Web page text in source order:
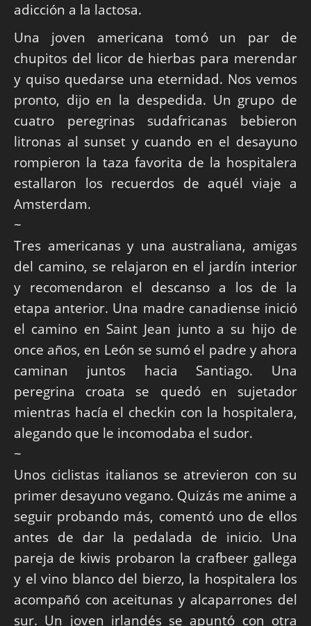
adicción a la lactosa.
Una joven americana tomó un par de
chupitos del licor de hierbas para merendar
y quiso quedarse una eternidad. Nos vemos
pronto, dijo en la despedida. Un grupo de
cuatro peregrinas sudafricanas bebieron
litronas al sunset y cuando en el desayuno
rompieron la taza favorita de la hospitalera
estallaron los recuerdos de aquél viaje a
Amsterdam.
~
Tres americanas y una australiana, amigas
del camino, se relajaron en el jardín interior
y recomendaron el descanso a los de la
etapa anterior. Una madre canadiense inició
el camino en Saint Jean junto a su hijo de
once años, en León se sumó el padre y ahora
caminan juntos hacia Santiago. Una
peregrina croata se quedó en sujetador
mientras hacía el checkin con la hospitalera,
alegando que le incomodaba el sudor.
~
Unos ciclistas italianos se atrevieron con su
primer desayuno vegano. Quizás me anime a
seguir probando más, comentó uno de ellos
antes de dar la pedalada de inicio. Una
pareja de kiwis probaron la crafbeer gallega
y el vino blanco del bierzo, la hospitalera los
acompañó con aceitunas y alcaparrones del
sur. Un joven irlandés se apuntó con otra